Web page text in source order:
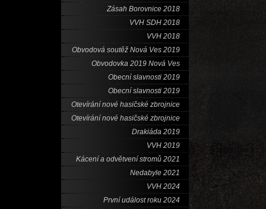
Zásah Borovnice 2018
VVH SDH 2018
VVH 2018
Obvodová soutěž Nová Ves 2019
Obvodovka 2019 Nová Ves
Obecní slavnosti 2019
Obecní slavnosti 2019
Otevírání nové hasičské zbrojnice
Otevírání nové hasičské zbrojnice
Drakiáda 2019
VVH 2019
Kácení a odvětvení stromů 2021
Nedabyle 2021
VVH 2024
První událost roku 2024